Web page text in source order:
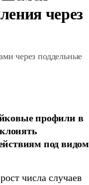
через
через поддельные
профили в
под видом
числа случаев